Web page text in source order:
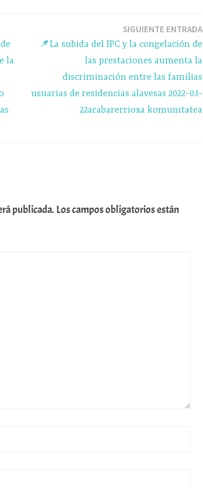
la
SIGUIENTE ENTRADA
📌La subida del IPC y la congelación de
las prestaciones aumenta la
discriminación entre las familias
usuarias de residencias alavesas 2022-03-
22arabarerrioxa komunitatea
publicada. Los campos obligatorios están